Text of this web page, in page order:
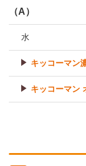
（A）
水
キッコーマン
キッコーマン